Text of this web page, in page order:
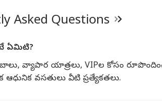
Asked Questions
ఏమిటి?
వ్యాపార యాత్రలు, VIPల కోసం
వసతులు వీటి ప్రత్యేకతలు.